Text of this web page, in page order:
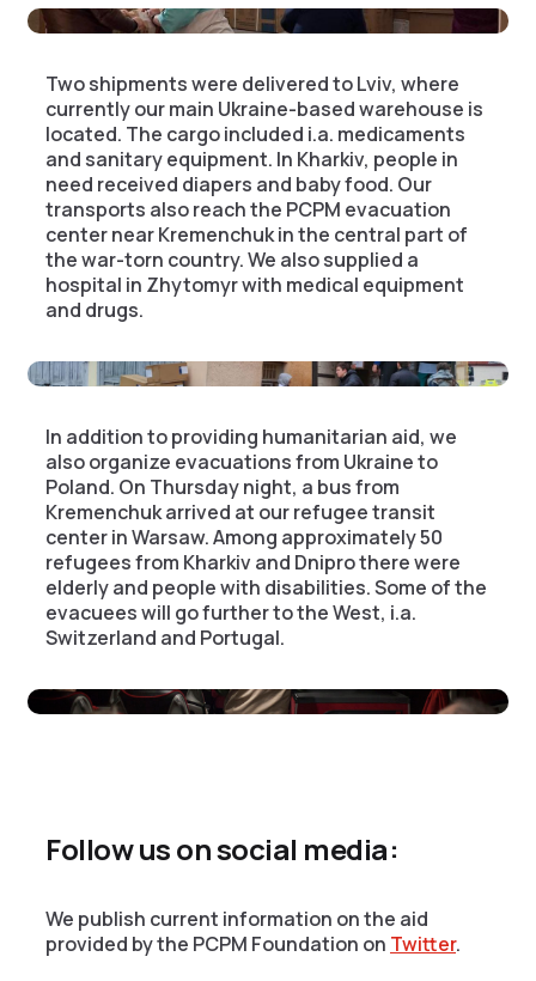
Two shipments were delivered to Lviv, where
currently our main Ukraine-based warehouse is
located. The cargo included i.a. medicaments
and sanitary equipment. In Kharkiv, people in
need received diapers and baby food. Our
transports also reach the PCPM evacuation
center near Kremenchuk in the central part of
the war-torn country. We also supplied a
hospital in Zhytomyr with medical equipment
and drugs.
In addition to providing humanitarian aid, we
also organize evacuations from Ukraine to
Poland. On Thursday night, a bus from
Kremenchuk arrived at our refugee transit
center in Warsaw. Among approximately 50
refugees from Kharkiv and Dnipro there were
elderly and people with disabilities. Some of the
evacuees will go further to the West, i.a.
Switzerland and Portugal.
Follow us on social media:
We publish current information on the aid
provided by the PCPM Foundation on Twitter.